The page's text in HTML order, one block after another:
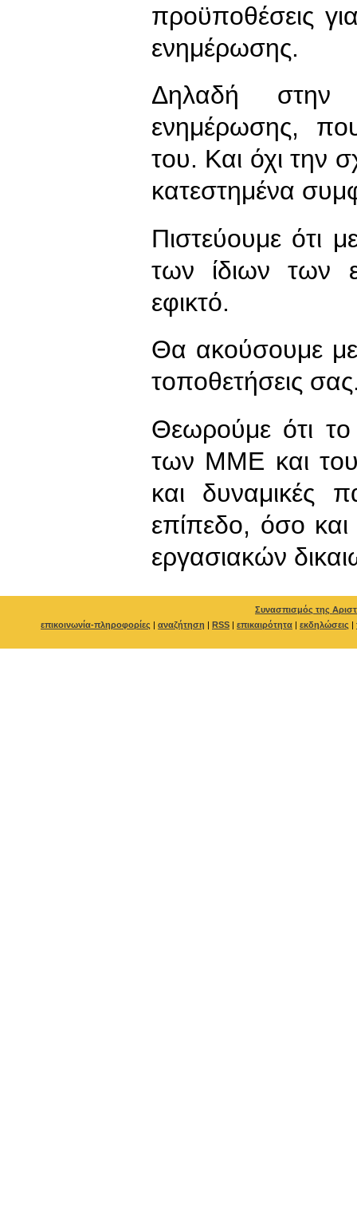
προϋποθέσεις
ενημέρωσης.
Δηλαδή στην
ενημέρωσης,
του. Και όχι την
κατεστημένα
Πιστεύουμε ότι
των ίδιων των
εφικτό.
Θα ακούσουμε με
τοποθετήσεις
Θεωρούμε ότι
των ΜΜΕ και του
και δυναμικές
επίπεδο, όσο
εργασιακών
Συνασπισμός της
επικοινωνία-πληροφορίες | αναζήτηση | RSS | επικαιρότητα | εκδηλώσεις |